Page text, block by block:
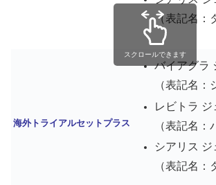
（表記名：
海外トライアルセットプラス
バイアグラ
（表記名
レビトラ ジ
（表記名
シアリス ジ
（表記名
スクロールできます